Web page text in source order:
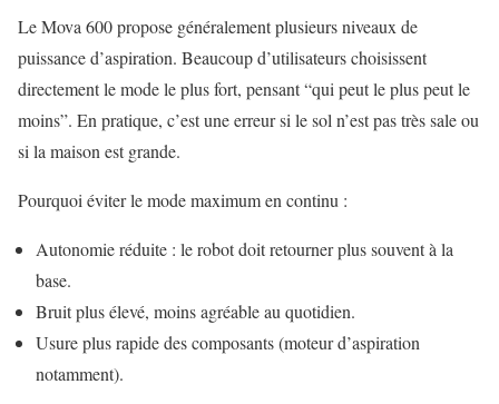
Le Mova 600 propose généralement plusieurs niveaux de
puissance d’aspiration. Beaucoup d’utilisateurs choisissent
directement le mode le plus fort, pensant “qui peut le plus peut le
moins”. En pratique, c’est une erreur si le sol n’est pas très sale ou
si la maison est grande.
Pourquoi éviter le mode maximum en continu :
Autonomie réduite : le robot doit retourner plus souvent à la
base.
Bruit plus élevé, moins agréable au quotidien.
Usure plus rapide des composants (moteur d’aspiration
notamment).